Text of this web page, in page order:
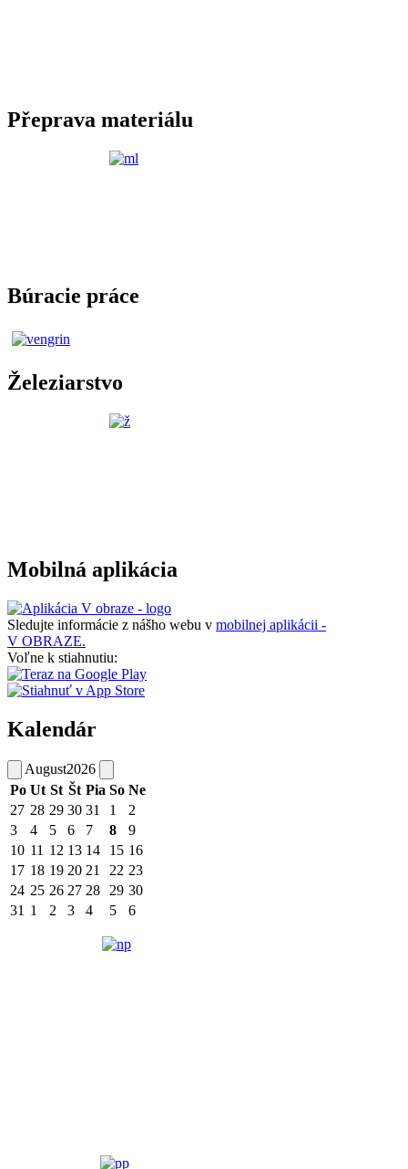
Přeprava materiálu
Búracie práce
Železiarstvo
Mobilná aplikácia
Sledujte informácie z nášho webu v mobilnej aplikácii -
V OBRAZE.
Voľne k stiahnutiu:
Kalendár
August2026
Po Ut St Št Pia So Ne
27 28 29 30 31 1
2
3
4 5 6 7 8
9
10 11 12 13 14 15 16
17 18 19 20 21 22 23
24 25 26 27 28 29 30
31 1 2 3 4 5 6